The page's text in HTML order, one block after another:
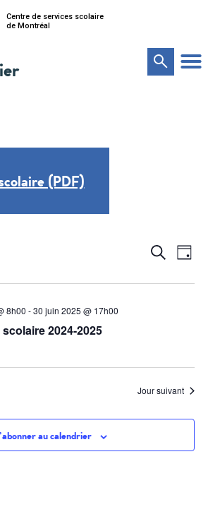
Centre de services scolaire
de Montréal
(PDF)
et
Recherche
de
Jour
8h00 -30 juin 2025 @ 17h00
2024-2025
Jour suivant
au calendrier